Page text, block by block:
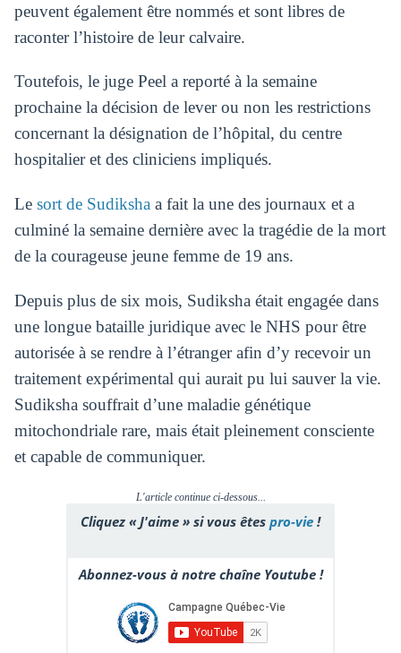
peuvent également être nommés et sont libres de
raconter l’histoire de leur calvaire.
Toutefois, le juge Peel a reporté à la semaine
prochaine la décision de lever ou non les restrictions
concernant la désignation de l’hôpital, du centre
hospitalier et des cliniciens impliqués.
Le sort de Sudikshaa fait la une des journaux et a
culminé la semaine dernière avec la tragédie de la mort
de la courageuse jeune femme de 19 ans.
Depuis plus de six mois, Sudiksha était engagée dans
une longue bataille juridique avec le NHS pour être
autorisée à se rendre à l’étranger afin d’y recevoir un
traitement expérimental qui aurait pu lui sauver la vie.
Sudiksha souffrait d’une maladie génétique
mitochondriale rare, mais était pleinement consciente
et capable de communiquer.
L'article continue ci-dessous...
Cliquez « J'aime » si vous êtes pro-vie !
Abonnez-vous à notre chaîne Youtube !